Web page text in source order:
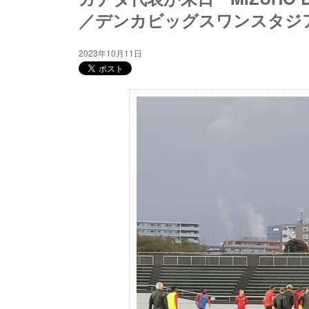
／デンカビッグスワンスタジ
2023年10月11日